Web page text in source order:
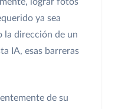
ya sea
la dirección de un
IA, esas barreras
de su